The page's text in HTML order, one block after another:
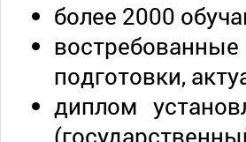
более 2000
подготовки,
диплом